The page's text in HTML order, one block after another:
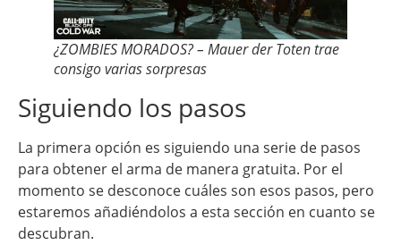
¿ZOMBIES MORADOS? – Mauer der Toten trae
consigo varias sorpresas
Siguiendo los pasos
La primera opción es siguiendo una serie de pasos
para obtener el arma de manera gratuita. Por el
momento se desconoce cuáles son esos pasos, pero
estaremos añadiéndolos a esta sección en cuanto se
descubran.